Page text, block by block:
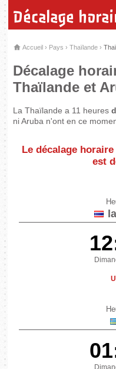
Décalage
Accueil › Pays ›Thaïlande ›
Décalage
Thaïlande et
La Thaïlande a 11 heures
ni Aruba n'ont en ce
Le décalage
est